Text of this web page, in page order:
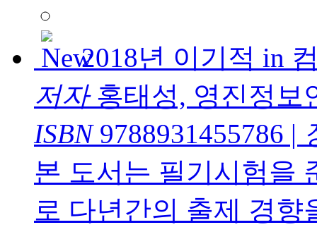
2018년 이기적 in
저자홍태성, 영진정보
ISBN9788931455786 |
본 도서는 필기시험을
로 다년간의 출제 경향